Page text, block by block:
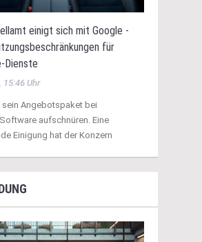
einigt sich mit Google -
für
Dienste
15:46 Uhr
Angebotspaket bei
aufschnüren. Eine
Einigung hat der Konzern